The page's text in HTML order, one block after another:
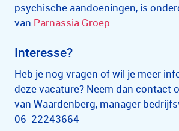
psychische aandoeningen, is
van Parnassia Groep.
Interesse?
Heb je nog vragen of wil je meer
deze vacature? Neem dan contact
van Waardenberg, manager
06-22243664